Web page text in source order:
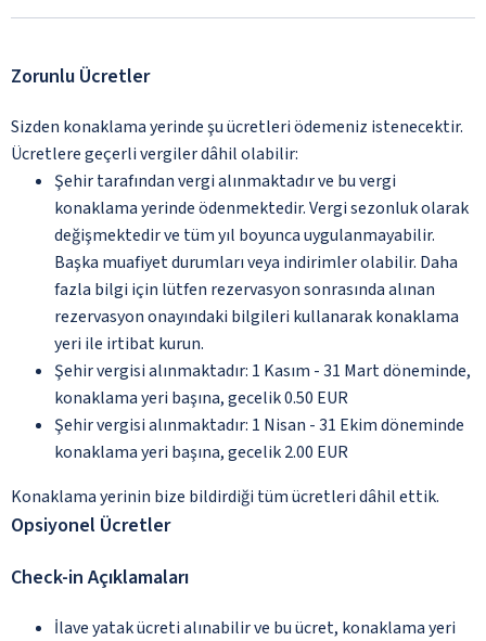
Zorunlu Ücretler
Sizden konaklama yerinde şu ücretleri ödemeniz istenecektir.
Ücretlere geçerli vergiler dâhil olabilir:
Şehir tarafından vergi alınmaktadır ve bu vergi
konaklama yerinde ödenmektedir. Vergi sezonluk olarak
değişmektedir ve tüm yıl boyunca uygulanmayabilir.
Başka muafiyet durumları veya indirimler olabilir. Daha
fazla bilgi için lütfen rezervasyon sonrasında alınan
rezervasyon onayındaki bilgileri kullanarak konaklama
yeri ile irtibat kurun.
Şehir vergisi alınmaktadır: 1 Kasım - 31 Mart döneminde,
konaklama yeri başına, gecelik 0.50 EUR
Şehir vergisi alınmaktadır: 1 Nisan - 31 Ekim döneminde
konaklama yeri başına, gecelik 2.00 EUR
Konaklama yerinin bize bildirdiği tüm ücretleri dâhil ettik.
Opsiyonel Ücretler
Check-in Açıklamaları
İlave yatak ücreti alınabilir ve bu ücret, konaklama yeri